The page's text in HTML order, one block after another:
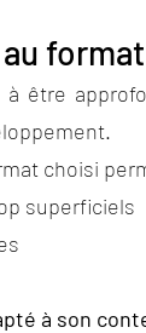
format
à être
choisi
superficiels
à son